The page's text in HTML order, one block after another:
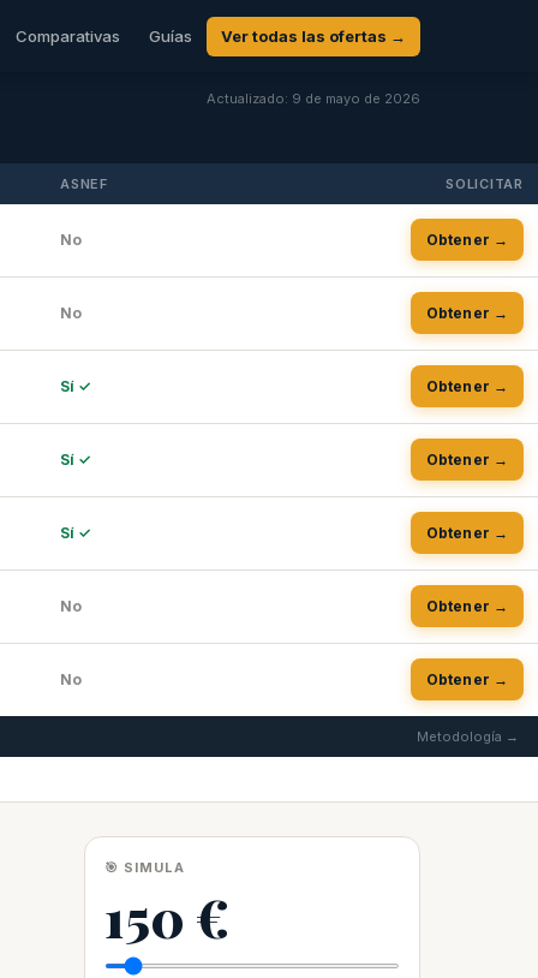
Comparativas Guías Ver todas las ofertas →
Actualizado: 9 de mayo de 2026
ASNEF SOLICITAR
No Obtener →
No Obtener →
Sí ✓ Obtener →
Sí ✓ Obtener →
Sí ✓ Obtener →
No Obtener →
No Obtener →
Metodología →
🎯 SIMULA
150 €